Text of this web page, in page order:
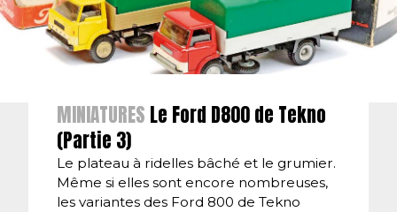
MINIATURES Le Ford D800 de Tekno
(Partie 3)
Le plateau à ridelles bâché et le grumier.
Même si elles sont encore nombreuses,
les variantes des Ford 800 de Tekno